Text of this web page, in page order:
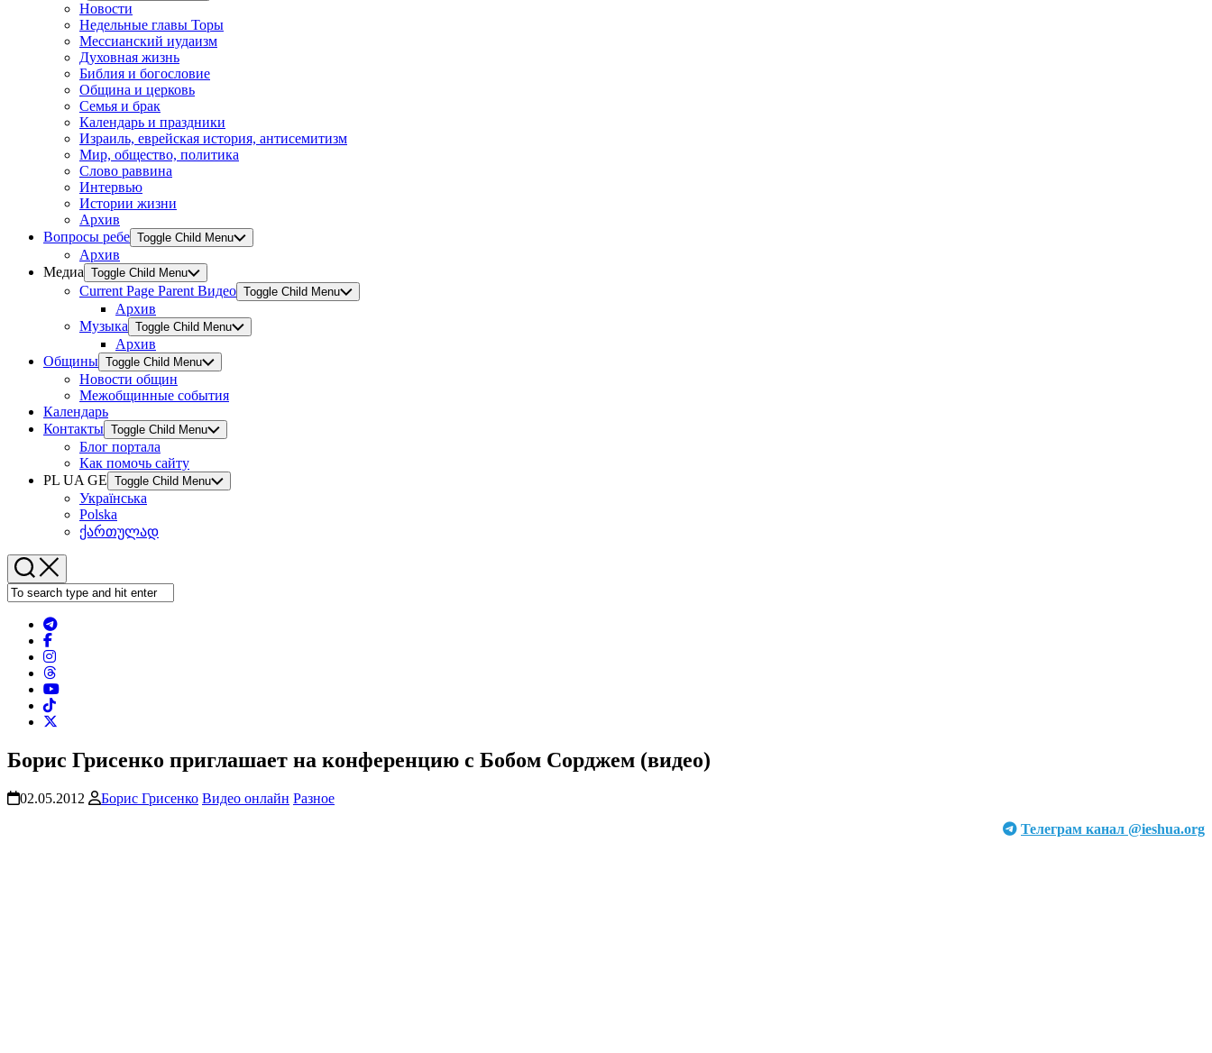
Новости
Недельные главы Торы
Мессианский иудаизм
Духовная жизнь
Библия и богословие
Община и церковь
Семья и брак
Календарь и праздники
Израиль, еврейская история, антисемитизм
Мир, общество, политика
Слово раввина
Интервью
Истории жизни
Архив
Вопросы ребе Toggle Child Menu
Архив
Медиа Toggle Child Menu
Current Page Parent Видео Toggle Child Menu
Архив
Музыка Toggle Child Menu
Архив
Общины Toggle Child Menu
Новости общин
Межобщинные события
Календарь
Контакты Toggle Child Menu
Блог портала
Как помочь сайту
PL UA GE Toggle Child Menu
Українська
Polska
ქართულად
Борис Грисенко приглашает на конференцию с Бобом Сорджем (видео)
02.05.2012 Борис Грисенко Видео онлайн Разное
Телеграм канал @ieshua.org